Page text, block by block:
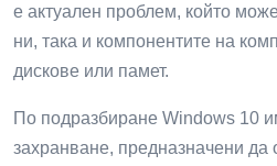
е актуален проблем, който
ни, така и компонентите на
дискове или памет.
По подразбиране Windows 10
захранване, предназначени да